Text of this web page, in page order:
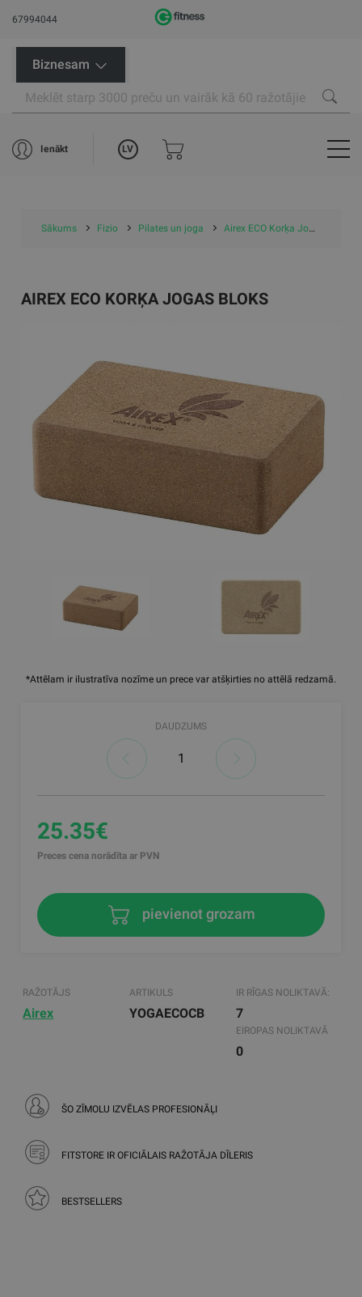
67994044
Biznesam
Ienākt LV
Sākums Fizio Pilates un joga Airex ECO Korķa Jogas Bloks
*Attēlam ir ilustratīva nozīme un prece var atšķirties no attēlā redzamā.
AIREX ECO KORĶA JOGAS BLOKS
DAUDZUMS
25.35€
Preces cena norādīta ar PVN
pievienot grozam
RAŽOTĀJS
Airex
ARTIKULS
YOGAECOCB
IR RĪGAS NOLIKTAVĀ:
7
EIROPAS NOLIKTAVĀ
0
ŠO ZĪMOLU IZVĒLAS PROFESIONĀĻI
FITSTORE IR OFICIĀLAIS RAŽOTĀJA DĪLERIS
BESTSELLERS